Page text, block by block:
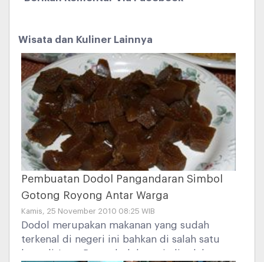
Wisata dan Kuliner Lainnya
Pembuatan Dodol Pangandaran Simbol
Gotong Royong Antar Warga
Kamis, 25 November 2010 08:25 WIB
Dodol merupakan makanan yang sudah
terkenal di negeri ini bahkan di salah satu
kota di Jawa Barat dodol menjadi salah satu